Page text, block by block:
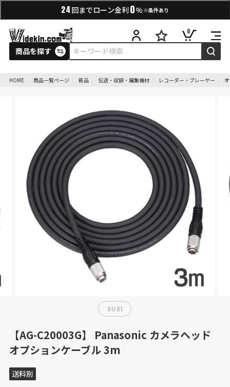
24 回までローン金利 0% ※条件あり
商品を探す
0
HOME 商品一覧ページ 新品 伝送・収録・編集機材 レコーダー・プレーヤー
01/01
【AG-C20003G】 Panasonic カメラヘッド
オプションケーブル 3m
送料別